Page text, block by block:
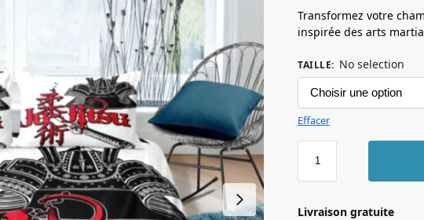
Transformez votre
inspirée des arts
TAILLE: No selection
Effacer
Livraison gratuite